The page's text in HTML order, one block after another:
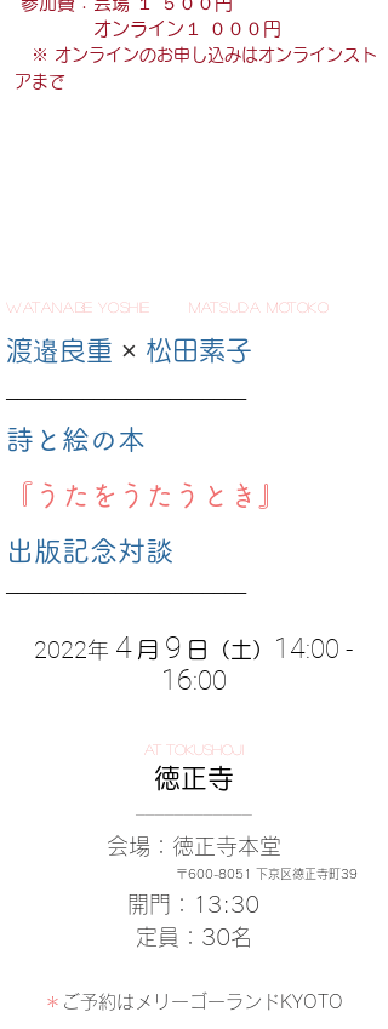
オンライン１
０ ００円
※ オンラインのお申し込みはオンラインスト
アまで
wAtAnabe YosHie matsuda mOtoko
渡邉良重 × 松田素子
──────────────────────
詩と絵の本
『うたをうたう とき』
出版記念対談
──────────────────────
2022年 4 月 9 日（土） 14:00 -
16:00
at TOKUSHOJI
徳正寺
────────────
会場 ：徳正寺本堂
〒600-8051 下京区徳正寺町39
開門 ：13:30
定員 ：30名
＊ ご予約は メリーゴーランドKYOTO